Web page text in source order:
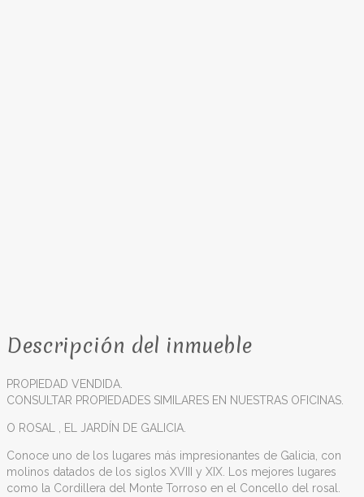
Descripción del inmueble
PROPIEDAD VENDIDA.
CONSULTAR PROPIEDADES SIMILARES EN NUESTRAS OFICINAS.
O ROSAL , EL JARDÍN DE GALICIA.
Conoce uno de los lugares más impresionantes de Galicia, con
molinos datados de los siglos XVIII y XIX. Los mejores lugares
como la Cordillera del Monte Torroso en el Concello del rosal.